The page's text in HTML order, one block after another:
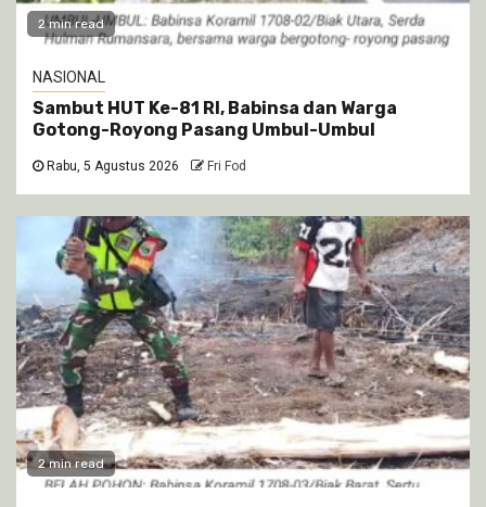
2 min read
NASIONAL
Sambut HUT Ke-81 RI, Babinsa dan Warga
Gotong-Royong Pasang Umbul-Umbul
Rabu, 5 Agustus 2026 Fri Fod
2 min read